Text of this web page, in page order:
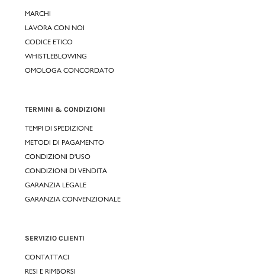
MARCHI
LAVORA CON NOI
CODICE ETICO
WHISTLEBLOWING
OMOLOGA CONCORDATO
TERMINI & CONDIZIONI
TEMPI DI SPEDIZIONE
METODI DI PAGAMENTO
CONDIZIONI D'USO
CONDIZIONI DI VENDITA
GARANZIA LEGALE
GARANZIA CONVENZIONALE
SERVIZIO CLIENTI
CONTATTACI
RESI E RIMBORSI